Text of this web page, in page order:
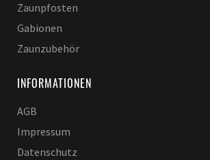
Zaunpfosten
Gabionen
Zaunzubehör
INFORMATIONEN
AGB
Impressum
Datenschutz